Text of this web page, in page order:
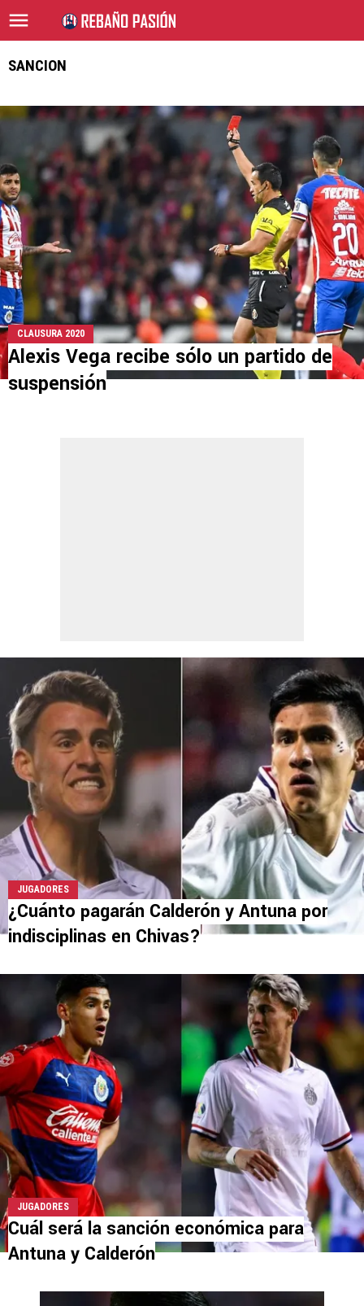
SANCION
CLAUSURA 2020
Alexis Vega recibe sólo un partido de
suspensión
JUGADORES
¿Cuánto pagarán Calderón y Antuna por
indisciplinas en Chivas?
JUGADORES
Cuál será la sanción económica para
Antuna y Calderón